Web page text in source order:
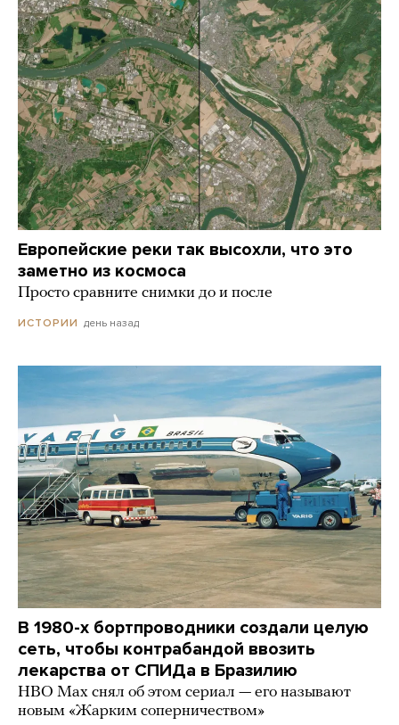
Европейские реки так высохли, что это
заметно из космоса
Просто сравните снимки до и после
ИСТОРИИ день назад
В 1980-х бортпроводники создали целую
сеть, чтобы контрабандой ввозить
лекарства от СПИДа в Бразилию
HBO Max снял об этом сериал — его называют
новым «Жарким соперничеством»